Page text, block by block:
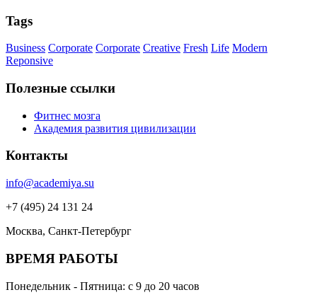
Tags
Business Corporate Corporate Creative Fresh Life Modern
Reponsive
Полезные ссылки
Фитнес мозга
Академия развития цивилизации
Контакты
info@academiya.su
+7 (495) 24 131 24
Москва, Санкт-Петербург
ВРЕМЯ РАБОТЫ
Понедельник - Пятница: с 9 до 20 часов